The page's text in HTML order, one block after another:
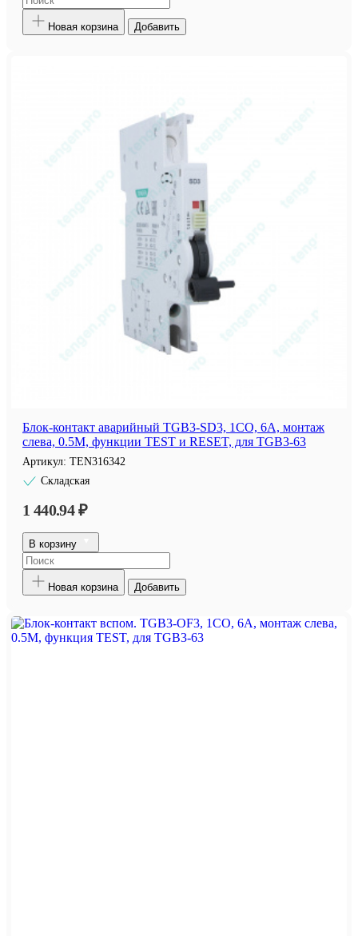
Новая корзина Добавить
Блок-контакт аварийный TGB3-SD3, 1CO, 6A, монтаж
слева, 0.5M, функции TEST и RESET, для TGB3-63
Артикул: TEN316342
Складская
1 440.94 ₽
В корзину
Новая корзина Добавить